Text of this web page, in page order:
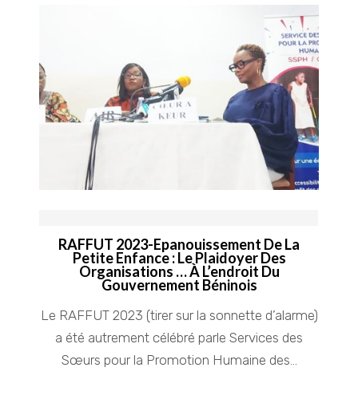
RAFFUT 2023-Epanouissement De La
Petite Enfance : Le Plaidoyer Des
Organisations … À L’endroit Du
Gouvernement Béninois
Le RAFFUT 2023 (tirer sur la sonnette d’alarme)
a été autrement célébré parle Services des
Sœurs pour la Promotion Humaine des...